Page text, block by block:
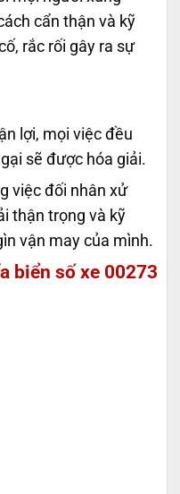
cẩn thận và kỹ
rắc rối gây ra sự
lợi, mọi việc đều
sẽ được hóa giải.
việc đối nhân xử
thận trọng và kỹ
vận may của mình.
biển số xe 00273